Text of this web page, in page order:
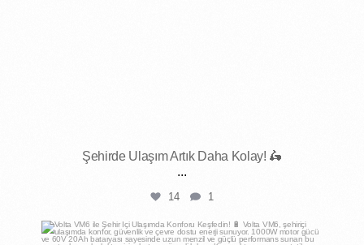
Şehirde Ulaşım Artık Daha Kolay! 🛵
...
14 1
mktmotorluaraclar